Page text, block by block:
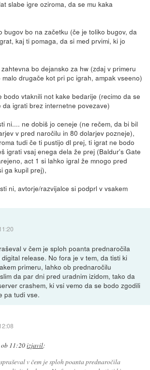
slabe igre oziroma, da se mu kaka
bugov bo na začetku (če je toliko bugov, da
kaj ti pomaga, da si med prvimi, ki jo
bo dejansko za hw (zdaj v primeru
drugače kot pri pc igrah, ampak vseeno)
bodo vtaknili not kake bedarije (recimo da se
igrati brez internetne povezave)
ni.... ne dobiš jo ceneje (ne rečem, da bi bil
v pred naročilu in 80 dolarjev pozneje),
tudi če ti pustijo dl prej, ti igrat ne bodo
igrati vsaj enega dela že prej (Baldur's Gate
act 1 si lahko igral že mnogo pred
ga kupil prej),
ni, avtorje/razvijalce si podprl v vsakem
v čem je sploh poanta prednaročila
release. No fora je v tem, da tisti ki
primeru, lahko ob prednaročilu
da par dni pred uradnim izidom, tako da
crashem, ki vsi vemo da se bodo zgodili
pa tudi vse.
11:20izjavil:
spraševal v čem je sploh poanta prednaročila